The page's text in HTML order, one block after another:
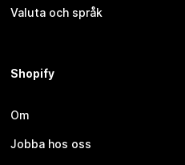
Valuta och språk
Shopify
Om
Jobba hos oss